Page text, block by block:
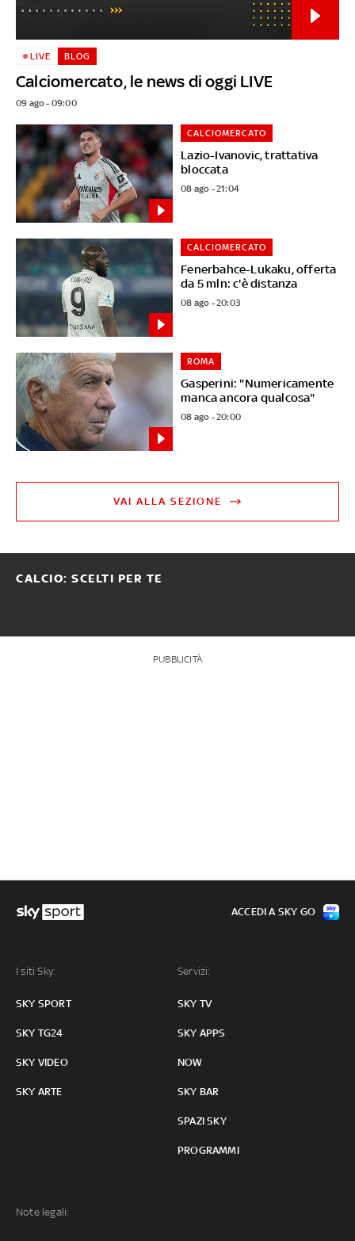
Calciomercato, le news di oggi LIVE
LIVE BLOG
09 ago - 09:00
Lazio-Ivanovic, trattativa
bloccata
CALCIOMERCATO
08 ago - 21:04
Fenerbahce-Lukaku, offerta
da 5 mln: c'è distanza
CALCIOMERCATO
08 ago - 20:03
Gasperini: "Numericamente
manca ancora qualcosa"
ROMA
08 ago - 20:00
VAI ALLA SEZIONE
CALCIO: SCELTI PER TE
PUBBLICITÀ
I siti Sky:
SKY SPORT
SKY TG24
SKY VIDEO
SKY ARTE
Servizi:
SKY TV
SKY APPS
NOW
SKY BAR
SPAZI SKY
PROGRAMMI
Note legali:
ACCEDI A SKY GO